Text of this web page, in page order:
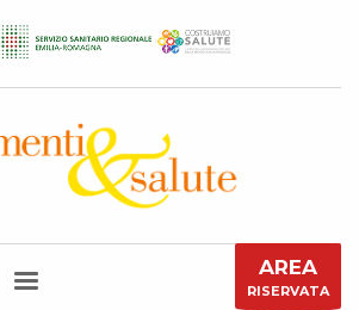
AREA
RISERVATA